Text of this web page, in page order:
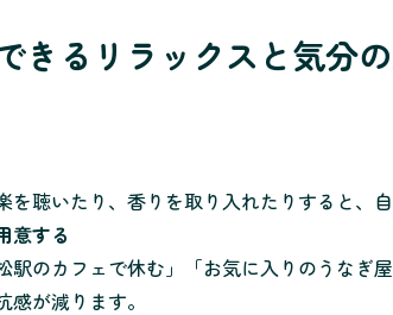
きるリラックスと気分
を聴いたり、香りを取り入れたりすると、
意する
駅のカフェで休む」「お気に入りのうなぎ
感が減ります。